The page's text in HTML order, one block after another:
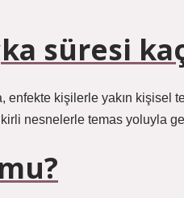
süresi
enfekte kişilerle yakın kişisel
nesnelerle temas yoluyla